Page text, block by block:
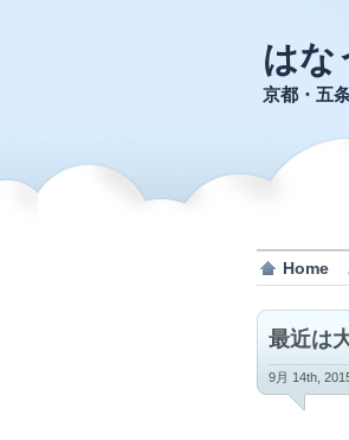
はな
京都・五
Home
最近は
9月 14th,